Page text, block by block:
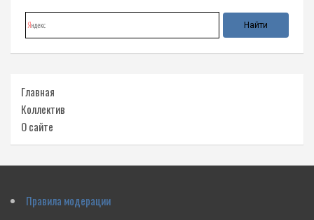
Главная
Коллектив
О сайте
Правила модерации